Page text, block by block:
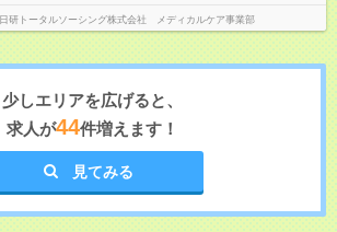
日研トータルソーシング株式会社 メディカルケア事業部
少しエリアを広げると、
求人が44件増えます！
見てみる